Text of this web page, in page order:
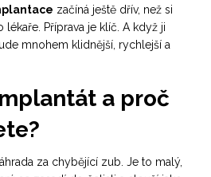
začíná ještě dřív, než si
Příprava je klíč. A když ji
mnohem klidnější, rychlejší a
a proč
za chybějící zub. Je to malý,